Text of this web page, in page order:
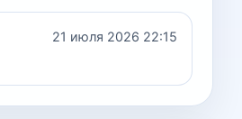
21 июля 2026 22:15